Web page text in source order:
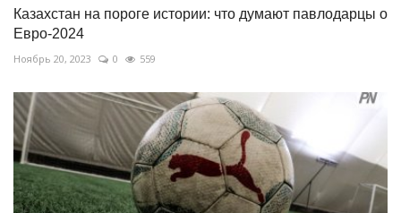
Казахстан на пороге истории: что думают павлодарцы о
Евро-2024
Ноябрь 20, 2023 0 559